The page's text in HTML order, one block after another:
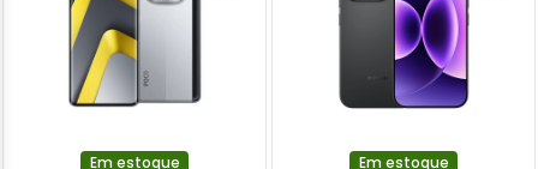
Em estoque Em estoque